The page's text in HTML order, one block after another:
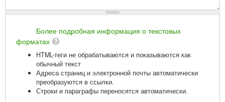
Более подробная информация о текстовых
форматах
HTML-теги не обрабатываются и показываются как
обычный текст
Адреса страниц и электронной почты автоматически
преобразуются в ссылки.
Строки и параграфы переносятся автоматически.